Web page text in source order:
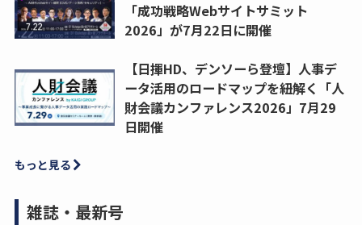
「成功戦略Webサイトサミット
2026」が7月22日に開催
【日揮HD、デンソーら登壇】人事デ
ータ活用のロードマップを紐解く「人
財会議カンファレンス2026」7月29
日開催
もっと見る
雑誌・最新号